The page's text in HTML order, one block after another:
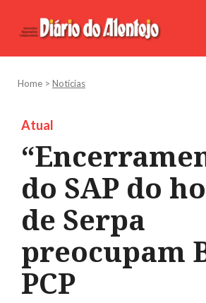
Home > Notícias
Atual
do SAP do
de Serpa
preocupam
PCP